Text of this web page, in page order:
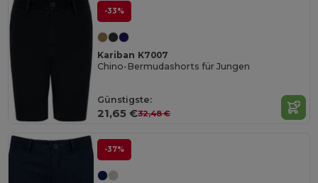
-33%
Kariban K7007
Chino-Bermudashorts für Jungen
Günstigste:
21,65 €32,48 €
-37%